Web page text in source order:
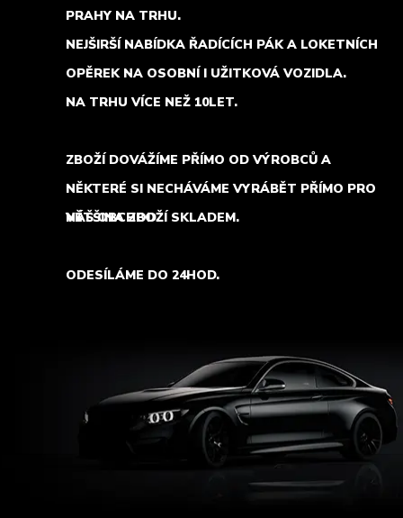
PRAHY NA TRHU.
NEJŠIRŠÍ NABÍDKA ŘADÍCÍCH PÁK A LOKETNÍCH
OPĚREK NA OSOBNÍ I UŽITKOVÁ VOZIDLA.
NA TRHU VÍCE NEŽ 10LET.
ZBOŽÍ DOVÁŽÍME PŘÍMO OD VÝROBCŮ A
NĚKTERÉ SI NECHÁVÁME VYRÁBĚT PŘÍMO PRO
NÁŠ OBCHOD.
VĚTŠINA ZBOŽÍ SKLADEM.
ODESÍLÁME DO 24HOD.